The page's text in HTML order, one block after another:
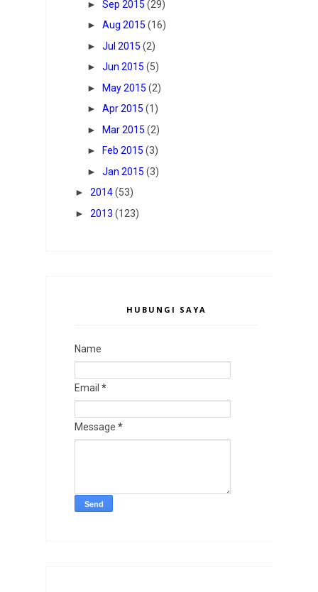
► Sep 2015 (29)
► Aug 2015 (16)
► Jul 2015 (2)
► Jun 2015 (5)
►
May 2015 (2)
► Apr 2015 (1)
►
Mar 2015 (2)
►
Feb 2015 (3)
► Jan 2015 (3)
► 2014(53)
► 2013 (123)
HUBUNGI SAYA
Name
Email *
Message *